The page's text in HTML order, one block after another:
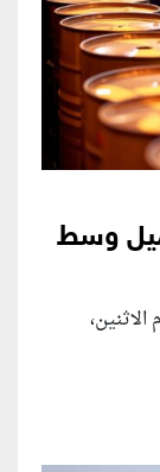
للبرميل وسط